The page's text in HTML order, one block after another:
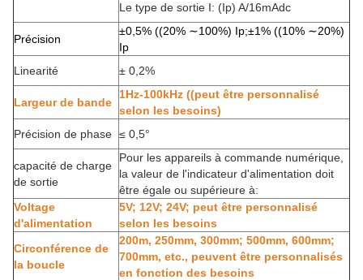
Le type de sortie I: (Ip) A/16mAdc
Précision
±0,5% ((20% ∼100%) Ip;±1% ((10% ∼20%)
Ip
Linearité
± 0,2%
Largeur de bande
1Hz-100kHz ((peut être personnalisé
selon les besoins)
Précision de phase ≤ 0,5°
capacité de charge
de sortie
Pour les appareils à commande numérique,
la valeur de l'indicateur d'alimentation doit
être égale ou supérieure à:
Voltage
d'alimentation
5V; 12V; 24V; peut être personnalisé
selon les besoins
Circonférence de
la boucle
200m, 250mm, 300mm; 500mm, 600mm;
700mm, etc., peuvent être personnalisés
en fonction des besoins